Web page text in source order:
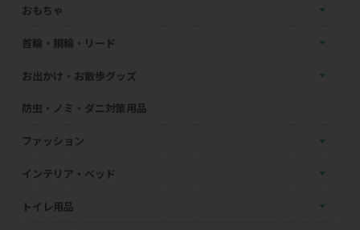
おもちゃ
首輪・胴輪・リード
お出かけ・お散歩グッズ
防虫・ノミ・ダニ対策用品
ファッション
インテリア・ベッド
トイレ用品